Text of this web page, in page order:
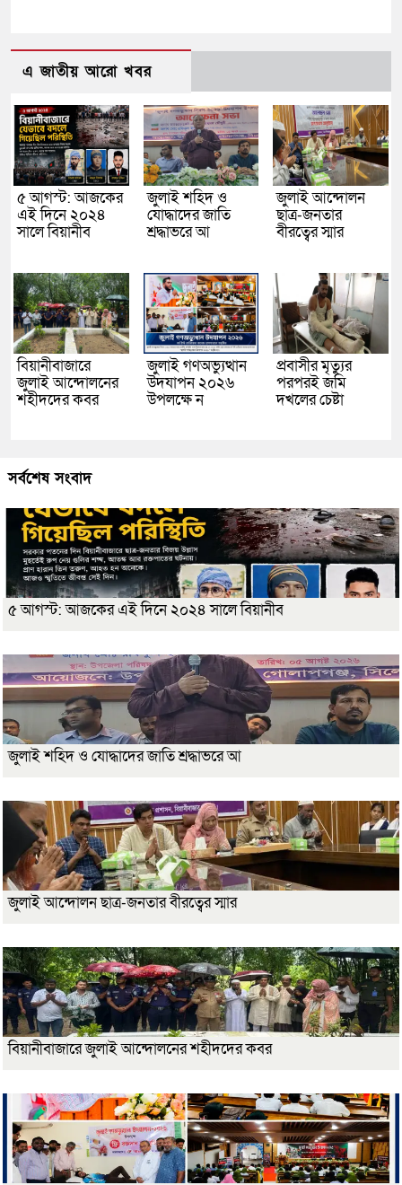
এ জাতীয় আরো খবর
৫ আগস্ট: আজকের
এই দিনে ২০২৪
সালে বিয়ানীব
জুলাই শহিদ ও
যোদ্ধাদের জাতি
শ্রদ্ধাভরে আ
জুলাই আন্দোলন
ছাত্র-জনতার
বীরত্বের স্মার
বিয়ানীবাজারে
জুলাই আন্দোলনের
শহীদদের কবর
জুলাই গণঅভ্যুত্থান
উদযাপন ২০২৬
উপলক্ষে ন
প্রবাসীর মৃত্যুর
পরপরই জমি
দখলের চেষ্টা
সর্বশেষ সংবাদ
৫ আগস্ট: আজকের এই দিনে ২০২৪ সালে বিয়ানীব
জুলাই শহিদ ও যোদ্ধাদের জাতি শ্রদ্ধাভরে আ
জুলাই আন্দোলন ছাত্র-জনতার বীরত্বের স্মার
বিয়ানীবাজারে জুলাই আন্দোলনের শহীদদের কবর